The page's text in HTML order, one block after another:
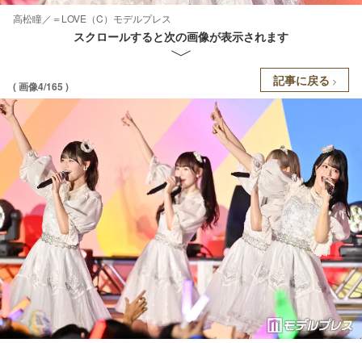
高松瞳／＝LOVE（C）モデルプレス
スクロールすると次の画像が表示されます
( 画像4/165 ) 記事に戻る